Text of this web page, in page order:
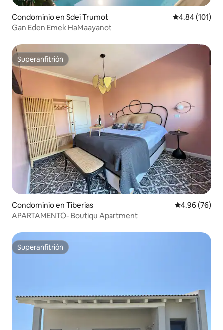
Condominio en Sdei Trumot Calificación
4.84 (101)
Gan Eden Emek HaMaayanot
Superanfitrión
Superanfitrión
Condominio en Tiberias Calificación
4.96 (76)
APARTAMENTO- Boutiqu Apartment
Superanfitrión
Superanfitrión